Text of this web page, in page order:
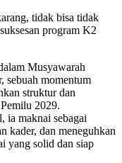
tidak bisa tidak
program K2
Musyawarah
sebuah momentum
struktur dan
2029.
ia maknai sebagai
kader, dan meneguhkan
yang solid dan siap